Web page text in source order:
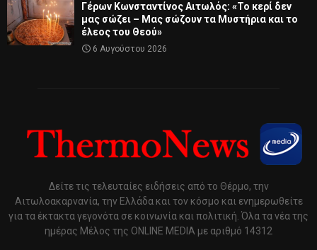
Γέρων Κωνσταντίνος Αιτωλός: «Το κερί δεν
μας σώζει – Μας σώζουν τα Μυστήρια και το
έλεος του Θεού»
6 Αυγούστου 2026
Δείτε τις τελευταίες ειδήσεις από το Θέρμο, την
Αιτωλοακαρνανία, την Ελλάδα και τον κόσμο και ενημερωθείτε
για τα έκτακτα γεγονότα σε κοινωνία και πολιτική. Όλα τα νέα της
ημέρας Μέλος της ONLINE MEDIA με αριθμό 14312